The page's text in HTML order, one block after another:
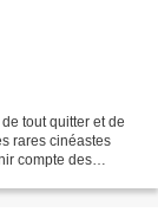
tout quitter et de
rares cinéastes
compte des